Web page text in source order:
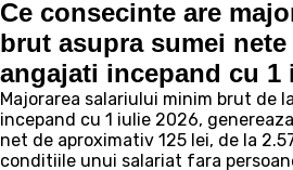
Ce consecinte are
brut asupra sumei
angajati incepand cu 1
Majorarea salariului minim brut de
incepand cu 1 iulie 2026,
net de aproximativ 125 lei, de la
conditiile unui salariat fara